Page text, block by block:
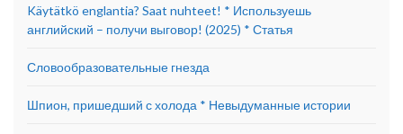
Käytätkö englantia? Saat nuhteet! * Используешь
английский – получи выговор! (2025) * Статья
Словообразовательные гнезда
Шпион, пришедший с холода * Невыдуманные истории